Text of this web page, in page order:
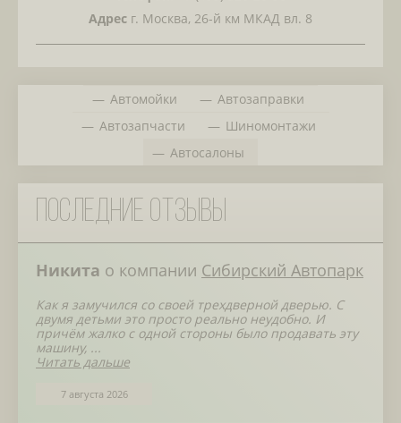
Адрес г. Москва, 26-й км МКАД вл. 8
Автомойки
Автозаправки
Автозапчасти
Шиномонтажи
Автосалоны
Последние отзывы
Никита о компании Сибирский Автопарк
Как я замучился со своей трехдверной дверью. С
двумя детьми это просто реально неудобно. И
причём жалко с одной стороны было продавать эту
машину, ...
Читать дальше
7 августа 2026